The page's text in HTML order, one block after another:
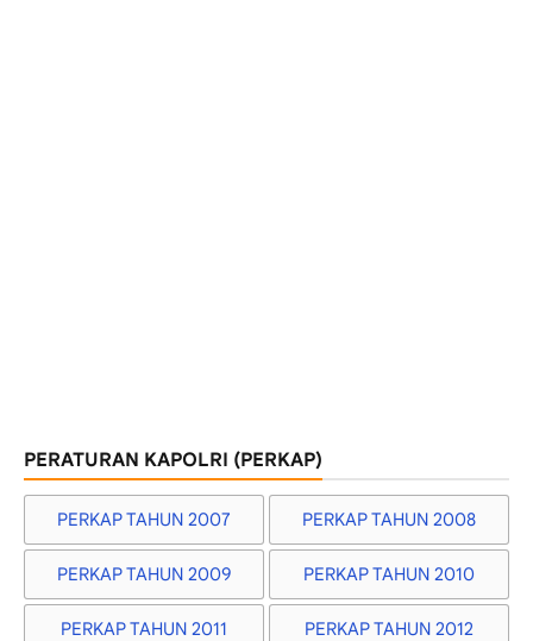
PERATURAN KAPOLRI (PERKAP)
PERKAP TAHUN 2007 PERKAP TAHUN 2008
PERKAP TAHUN 2009 PERKAP TAHUN 2010
PERKAP TAHUN 2011 PERKAP TAHUN 2012